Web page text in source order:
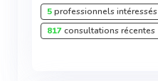
5professionnels intéressés
817consultations récentes